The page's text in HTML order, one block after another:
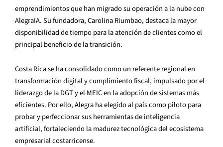
emprendimientos que han migrado su operación a la nube con
AlegraIA. Su fundadora, Carolina Riumbao, destaca la mayor
disponibilidad de tiempo para la atención de clientes como el
principal beneficio de la transición.
Costa Rica se ha consolidado como un referente regional en
transformación digital y cumplimiento fiscal, impulsado por el
liderazgo de la DGT y el MEIC en la adopción de sistemas más
eficientes. Por ello, Alegra ha elegido al país como piloto para
probar y perfeccionar sus herramientas de inteligencia
artificial, fortaleciendo la madurez tecnológica del ecosistema
empresarial costarricense.